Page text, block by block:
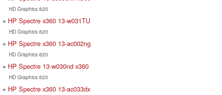
HD Graphics 620
HP Spectre x360 13-w031TU
HD Graphics 620
HP Spectre x360 13-ac002ng
HD Graphics 620
HP Spectre 13-w030nd x360
HD Graphics 620
HP Spectre x360 13-ac033dx